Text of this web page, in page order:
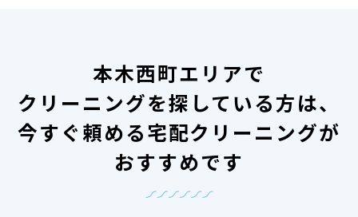
本木西町エリアで
クリーニングを探している方は、
今すぐ頼める宅配クリーニングが
おすすめです